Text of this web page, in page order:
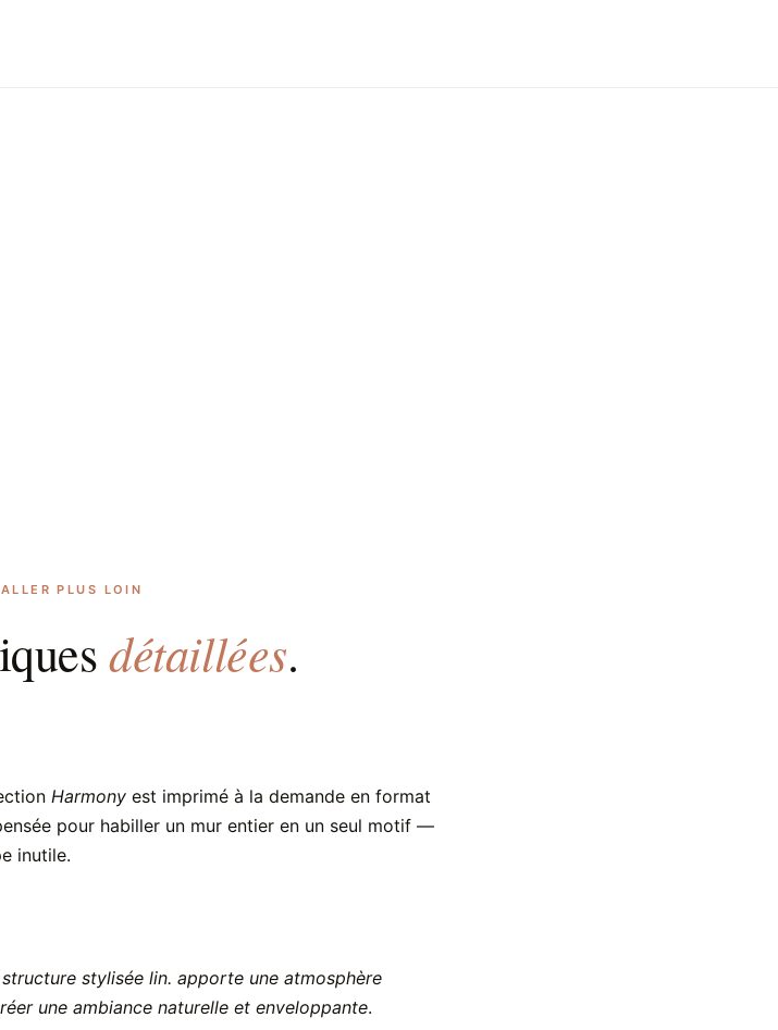
PLUS LOIN
détaillées.
Harmony est imprimé à la demande en format
pour habiller un mur entier en un seul motif —
inutile.
stylisée lin. apporte une atmosphère
une ambiance naturelle et enveloppante.